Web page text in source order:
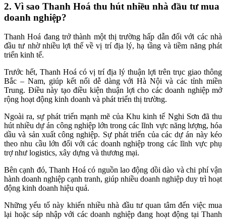
2. Vì sao Thanh Hoá thu hút nhiều nhà đầu tư mua
doanh nghiệp?
Thanh Hoá đang trở thành một thị trường hấp dẫn đối với các nhà
đầu tư nhờ nhiều lợi thế về vị trí địa lý, hạ tầng và tiềm năng phát
triển kinh tế.
Trước hết, Thanh Hoá có vị trí địa lý thuận lợi trên trục giao thông
Bắc – Nam, giúp kết nối dễ dàng với Hà Nội và các tỉnh miền
Trung. Điều này tạo điều kiện thuận lợi cho các doanh nghiệp mở
rộng hoạt động kinh doanh và phát triển thị trường.
Ngoài ra, sự phát triển mạnh mẽ của Khu kinh tế Nghi Sơn đã thu
hút nhiều dự án công nghiệp lớn trong các lĩnh vực năng lượng, hóa
dầu và sản xuất công nghiệp. Sự phát triển của các dự án này kéo
theo nhu cầu lớn đối với các doanh nghiệp trong các lĩnh vực phụ
trợ như logistics, xây dựng và thương mại.
Bên cạnh đó, Thanh Hoá có nguồn lao động dồi dào và chi phí vận
hành doanh nghiệp cạnh tranh, giúp nhiều doanh nghiệp duy trì hoạt
động kinh doanh hiệu quả.
Những yếu tố này khiến nhiều nhà đầu tư quan tâm đến việc mua
lại hoặc sáp nhập với các doanh nghiệp đang hoạt động tại Thanh